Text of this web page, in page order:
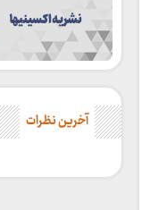
آخرین نظرات